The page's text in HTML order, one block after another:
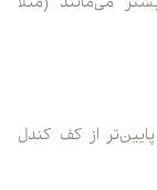
می‌مانند (مثلا
از کف کندل